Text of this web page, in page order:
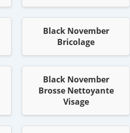
Black November
Bricolage
Black November
Brosse Nettoyante
Visage